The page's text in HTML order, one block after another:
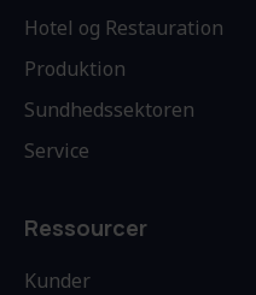
Hotel og Restauration
Produktion
Sundhedssektoren
Service
Ressourcer
Kunder